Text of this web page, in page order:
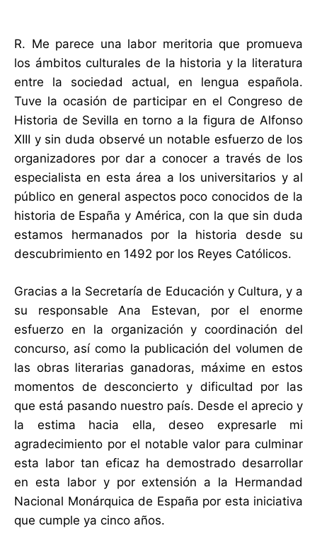
R. Me parece una labor meritoria que promueva
los ámbitos culturales de la historia y la literatura
entre la sociedad actual, en lengua española.
Tuve la ocasión de participar en el Congreso de
Historia de Sevilla en torno a la figura de Alfonso
XIII y sin duda observé un notable esfuerzo de los
organizadores por dar a conocer a través de los
especialista en esta área a los universitarios y al
público en general aspectos poco conocidos de la
historia de España y América, con la que sin duda
estamos hermanados por la historia desde su
descubrimiento en 1492 por los Reyes Católicos.
Gracias a la Secretaría de Educación y Cultura, y a
su responsable Ana Estevan, por el enorme
esfuerzo en la organización y coordinación del
concurso, así como la publicación del volumen de
las obras literarias ganadoras, máxime en estos
momentos de desconcierto y dificultad por las
que está pasando nuestro país. Desde el aprecio y
la estima hacia ella, deseo expresarle mi
agradecimiento por el notable valor para culminar
esta labor tan eficaz ha demostrado desarrollar
en esta labor y por extensión a la Hermandad
Nacional Monárquica de España por esta iniciativa
que cumple ya cinco años.